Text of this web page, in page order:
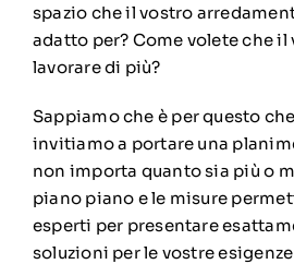
spazio che il vostro
adatto per? Come volete che il
lavorare di più?
Sappiamo che è per questo
invitiamo a portare una
non importa quanto sia più o
piano piano e le misure
esperti per presentare
soluzioni per le vostre